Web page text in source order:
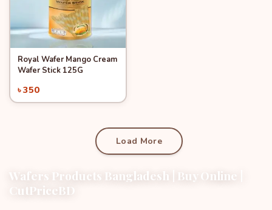
Quick ViewAdd to Cart
Royal Wafer Mango Cream
Wafer Stick 125G
৳ 350
Load More
Wafers Products Bangladesh | Buy Online |
CutPriceBD